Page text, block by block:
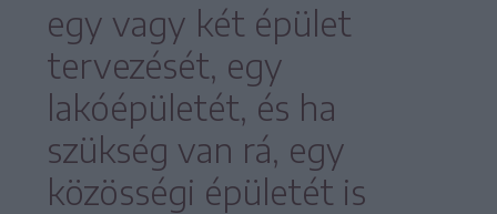
egy vagy két épület
tervezését, egy
lakóépületét, és ha
szükség van rá, egy
közösségi épületét is